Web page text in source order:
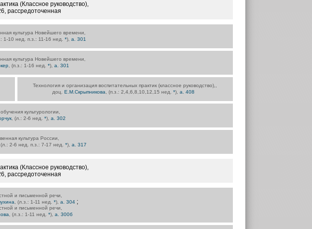
(Классное руководство),
рассредоточенная
культура Новейшего времени,
1-10 нед. п.з.: 11-16 нед. *), а. 301
культура Новейшего времени,
, (п.з.: 1-16 нед. *), а. 301
Технология и организация воспитательных практик (классное руководство),,
доц. Е.М.Скрыпникова , (п.з.: 2,4,6,8,10,12,15 нед. *), а. 408
культурологии,
, (л.: 2-6 нед. *), а. 302
культура России,
, (л.: 2-6 нед. п.з.: 7-17 нед. *), а. 317
(Классное руководство),
рассредоточенная
и письменной речи,
, (л.з.: 1-11 нед. *), а. 304 ;
и письменной речи,
, (л.з.: 1-11 нед. *), а. 300б